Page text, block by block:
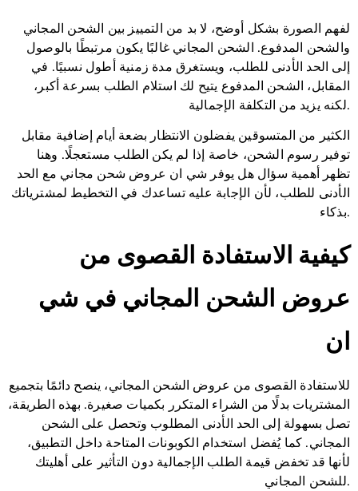
لفهم الصورة بشكل أوضح، لا بد من التمييز بين الشحن المجاني
والشحن المدفوع. الشحن المجاني غالبًا يكون مرتبطًا بالوصول
إلى الحد الأدنى للطلب، ويستغرق مدة زمنية أطول نسبيًا. في
المقابل، الشحن المدفوع يتيح لك استلام الطلب بسرعة أكبر،
لكنه يزيد من التكلفة الإجمالية.
الكثير من المتسوقين يفضلون الانتظار بضعة أيام إضافية مقابل
توفير رسوم الشحن، خاصة إذا لم يكن الطلب مستعجلًا. وهنا
تظهر أهمية سؤال هل يوفر شي ان عروض شحن مجاني مع الحد
الأدنى للطلب، لأن الإجابة عليه تساعدك في التخطيط لمشترياتك
بذكاء.
كيفية الاستفادة القصوى من
عروض الشحن المجاني في شي
ان
للاستفادة القصوى من عروض الشحن المجاني، ينصح دائمًا بتجميع
المشتريات بدلًا من الشراء المتكرر بكميات صغيرة. بهذه الطريقة،
تصل بسهولة إلى الحد الأدنى المطلوب وتحصل على الشحن
المجاني. كما يُفضل استخدام الكوبونات المتاحة داخل التطبيق،
لأنها قد تخفض قيمة الطلب الإجمالية دون التأثير على أهليتك
للشحن المجاني.